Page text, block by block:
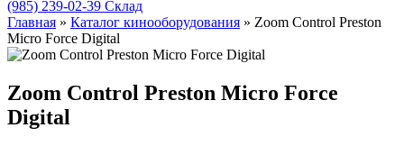
(985) 239-02-39 Склад
Главная » Каталог кинооборудования » Zoom Control Preston
Micro Force Digital
Zoom Control Preston Micro Force
Digital